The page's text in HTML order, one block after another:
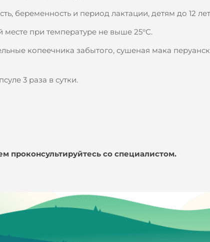
беременность и период лактации, детям до 12
месте при температуре не выше 25°С.
копеечника забытого, сушеная мака
3 раза в сутки.
проконсультируйтесь со специалистом.